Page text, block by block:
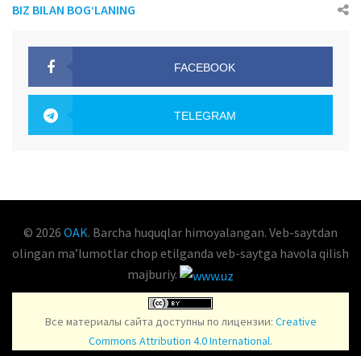
BIZ BILAN BOG‘LANING
FACEBOOK
TELEGRAM
© 2026 OAK. Barcha huquqlar himoyalangan. Veb-saytdan
olingan maʼlumotlar chop etilganda veb-saytga havola qilish
majburiy.
Все материалы сайта доступны по лицензии: Creative
Commons Attribution 4.0 International.